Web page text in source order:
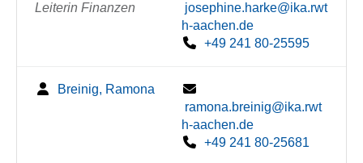
Leiterin Finanzen
josephine.harke@ika.rwt
h-aachen.de
+49 241 80-25595
Breinig, Ramona
ramona.breinig@ika.rwt
h-aachen.de
+49 241 80-25681